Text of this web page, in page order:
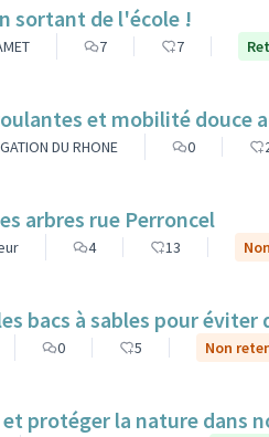
sortant de l'école !
7 7
et mobilité douce
DU RHONE 0
arbres rue Perroncel
4 13
bacs à sables pour
0 5 Non
protéger la nature dans